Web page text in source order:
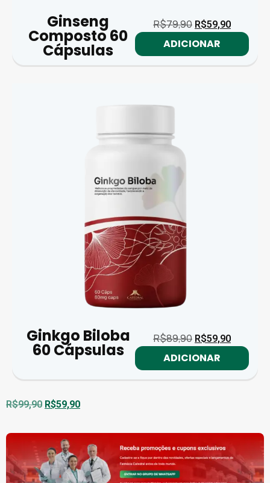
Ginseng
Composto 60
Cápsulas ADICIONAR
R$79,90 R$59,90
Ginkgo Biloba
60 Cápsulas ADICIONAR
R$89,90 R$59,90
R$99,90 R$59,90